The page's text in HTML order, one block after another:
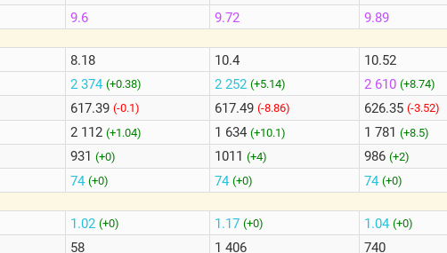
9.6
8.18
2 374(+0.38)
617.39(-0.1)
2 112(+1.04)
931(+0)
74(+0)
1.02(+0)
58
9.72
10.4
2 252(+5.14)
617.49(-8.86)
1 634(+10.1)
1011(+4)
74(+0)
1.17(+0)
1 406
9.89
10.52
2 610 (+8.74)
626.35 (-3.52)
1 781 (+8.5)
986 (+2)
74 (+0)
1.04 (+0)
740